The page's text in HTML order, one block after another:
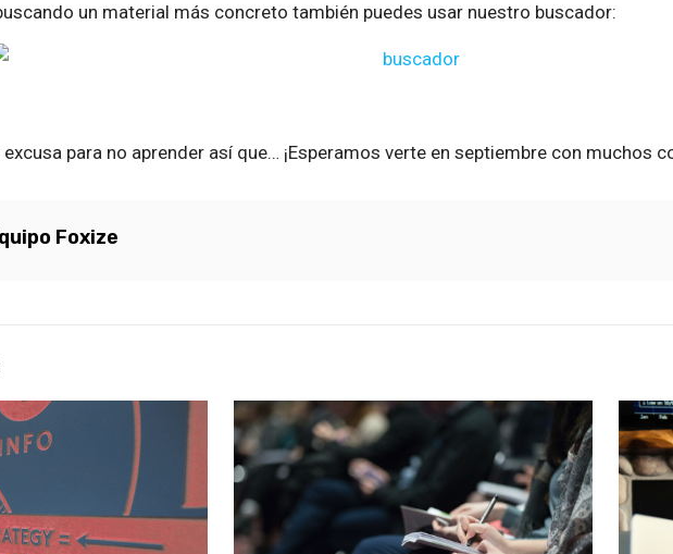
un material más concreto también puedes usar nuestro buscador:
para no aprender así que… ¡Esperamos verte en septiembre con muchos
Foxize